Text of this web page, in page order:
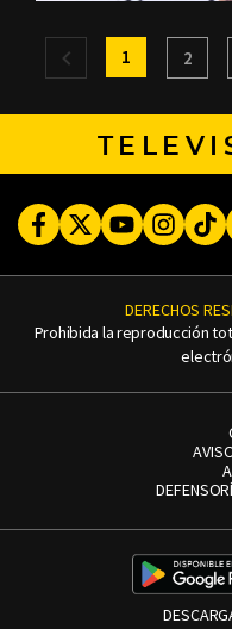
1 2
FacebookTwitterYoutube
DERECHOS
Prohibida la reproducción